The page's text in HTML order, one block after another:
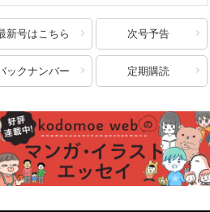
新号はこちら 次号予告
ックナンバー 定期購読